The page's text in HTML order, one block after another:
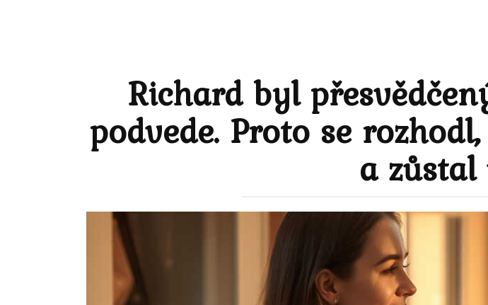
Richard byl
podvede. Proto se
a